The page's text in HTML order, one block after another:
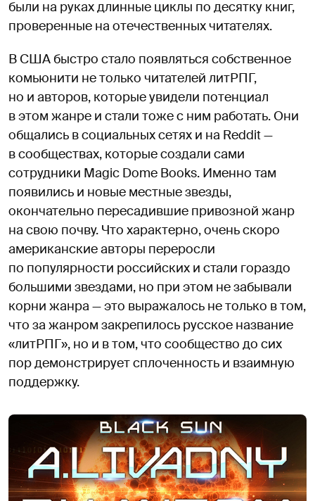
были на руках длинные циклы по десятку книг,
проверенные на отечественных читателях.
В США быстро стало появляться собственное
комьюнити не только читателей литРПГ,
но и авторов, которые увидели потенциал
в этом жанре и стали тоже с ним работать. Они
общались в социальных сетях и на Reddit —
в сообществах, которые создали сами
сотрудники Magic Dome Books. Именно там
появились и новые местные звезды,
окончательно пересадившие привозной жанр
на свою почву. Что характерно, очень скоро
американские авторы переросли
по популярности российских и стали гораздо
большими звездами, но при этом не забывали
корни жанра — это выражалось не только в том,
что за жанром закрепилось русское название
«литРПГ», но и в том, что сообщество до сих
пор демонстрирует сплоченность и взаимную
поддержку.